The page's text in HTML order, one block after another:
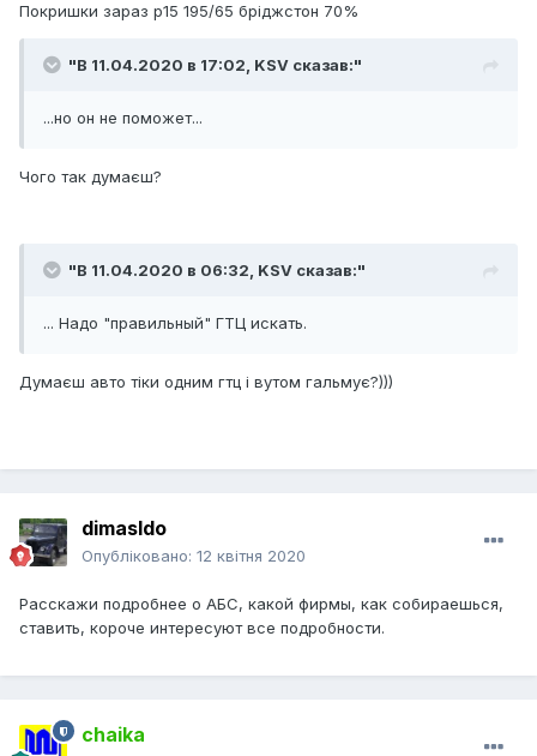
Покришки зараз р15 195/65 бріджстон 70%
"В 11.04.2020 в 17:02, KSV сказав:"
...но он не поможет...
Чого так думаєш?
"В 11.04.2020 в 06:32, KSV сказав:"
... Надо "правильный" ГТЦ искать.
Думаєш авто тіки одним гтц і вутом гальмує?)))
dimasldo
Опубліковано: 12 квітня 2020
Расскажи подробнее о АБС, какой фирмы, как собираешься,
ставить, короче интересуют все подробности.
chaika